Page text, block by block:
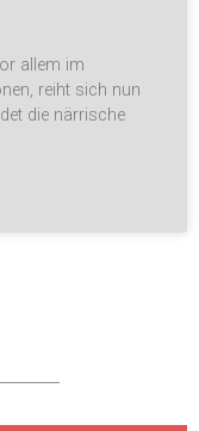
allem im
reiht sich nun
die närrische